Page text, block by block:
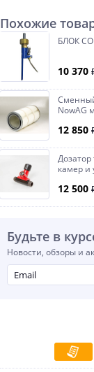
Похожие
БЛОК
10 370
NowAG
12 850
камер и
12 500
Будьте в
Новости, обзоры и